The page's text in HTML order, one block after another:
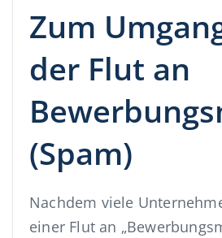
Zum
der Flut an
(Spam)
Nachdem viele
einer Flut an